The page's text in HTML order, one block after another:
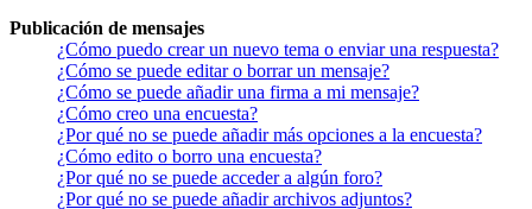
Publicación de mensajes
¿Cómo puedo crear un nuevo tema o enviar una respuesta?
¿Cómo se puede editar o borrar un mensaje?
¿Cómo se puede añadir una firma a mi mensaje?
¿Cómo creo una encuesta?
¿Por qué no se puede añadir más opciones a la encuesta?
¿Cómo edito o borro una encuesta?
¿Por qué no se puede acceder a algún foro?
¿Por qué no se puede añadir archivos adjuntos?